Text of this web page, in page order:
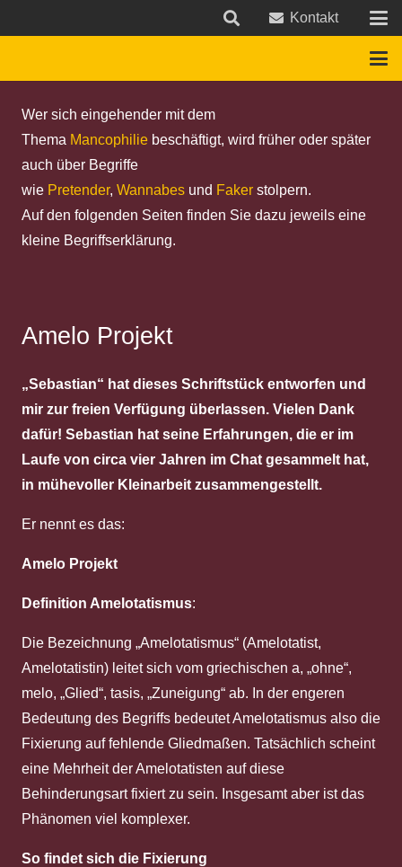
Kontakt
Wer sich eingehender mit dem
Thema Mancophilie beschäftigt, wird früher oder später
auch über Begriffe
wie Pretender, Wannabes und Faker stolpern.
Auf den folgenden Seiten finden Sie dazu jeweils eine
kleine Begriffserklärung.
Amelo Projekt
„Sebastian“ hat dieses Schriftstück entworfen und
mir zur freien Verfügung überlassen. Vielen Dank
dafür! Sebastian hat seine Erfahrungen, die er im
Laufe von circa vier Jahren im Chat gesammelt hat,
in mühevoller Kleinarbeit zusammengestellt.
Er nennt es das:
Amelo Projekt
Definition Amelotatismus:
Die Bezeichnung „Amelotatismus“ (Amelotatist,
Amelotatistin) leitet sich vom griechischen a, „ohne“,
melo, „Glied“, tasis, „Zuneigung“ ab. In der engeren
Bedeutung des Begriffs bedeutet Amelotatismus also die
Fixierung auf fehlende Gliedmaßen. Tatsächlich scheint
eine Mehrheit der Amelotatisten auf diese
Behinderungsart fixiert zu sein. Insgesamt aber ist das
Phänomen viel komplexer.
So findet sich die Fixierung